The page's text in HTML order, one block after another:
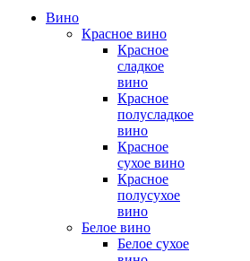
Вино
Красное вино
Красное
сладкое
вино
Красное
полусладкое
вино
Красное
сухое вино
Красное
полусухое
вино
Белое вино
Белое сухое